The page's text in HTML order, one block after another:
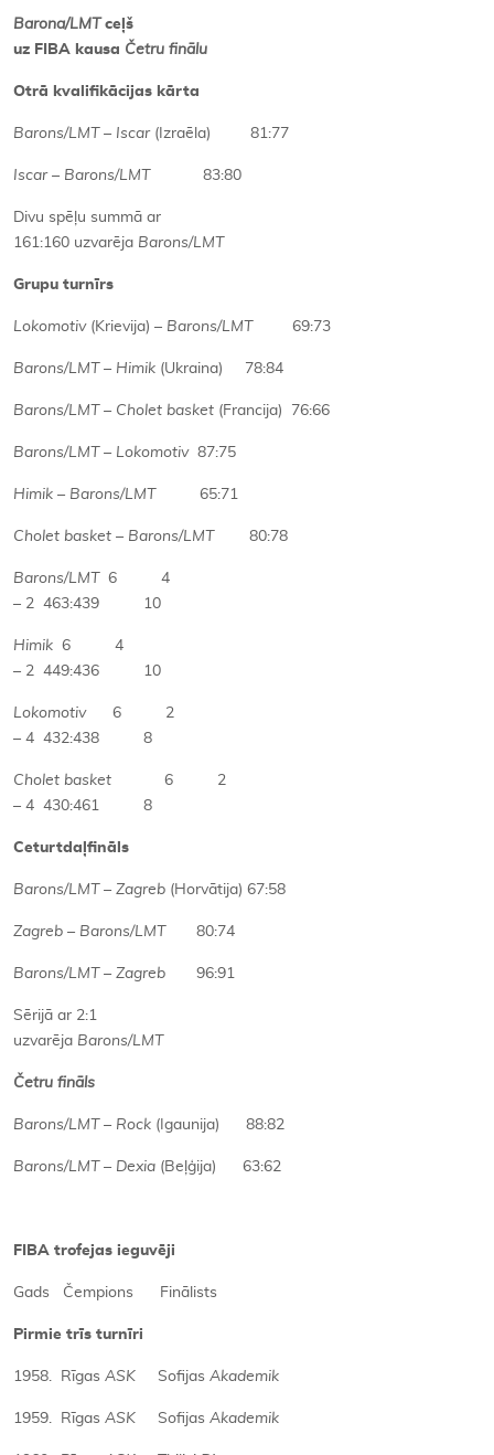
Barona/LMT ceļš
uz FIBA kausa Četru finālu
Otrā kvalifikācijas kārta
Barons/LMT – Iscar (Izraēla) 81:77
Iscar – Barons/LMT 83:80
Divu spēļu summā ar
161:160 uzvarēja Barons/LMT
Grupu turnīrs
Lokomotiv (Krievija) – Barons/LMT 69:73
Barons/LMT – Himik (Ukraina) 78:84
Barons/LMT – Cholet basket (Francija) 76:66
Barons/LMT – Lokomotiv 87:75
Himik – Barons/LMT 65:71
Cholet basket – Barons/LMT 80:78
Barons/LMT 6 4
– 2 463:439 10
Himik 6 4
– 2 449:436 10
Lokomotiv 6 2
– 4 432:438 8
Cholet basket 6 2
– 4 430:461 8
Ceturtdaļfināls
Barons/LMT – Zagreb (Horvātija) 67:58
Zagreb – Barons/LMT 80:74
Barons/LMT – Zagreb 96:91
Sērijā ar 2:1
uzvarēja Barons/LMT
Četru fināls
Barons/LMT – Rock (Igaunija) 88:82
Barons/LMT – Dexia (Beļģija) 63:62
FIBA trofejas ieguvēji
Gads Čempions Finālists
Pirmie trīs turnīri
1958. Rīgas ASK Sofijas Akademik
1959. Rīgas ASK Sofijas Akademik